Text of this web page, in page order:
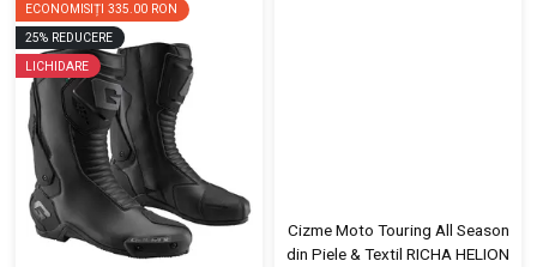
ECONOMISIȚI 335.00 RON
25% REDUCERE
LICHIDARE
Cizme Moto Touring All Season
din Piele & Textil RICHA HELION